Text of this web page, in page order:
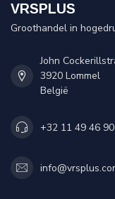
VRSPLUS
Groothandel in
John
3920 Lommel
België
+32 11 49 46 90